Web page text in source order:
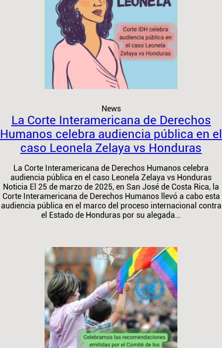
News
La Corte Interamericana de Derechos
Humanos celebra audiencia pública en el
caso Leonela Zelaya vs Honduras
La Corte Interamericana de Derechos Humanos celebra
audiencia pública en el caso Leonela Zelaya vs Honduras
Noticia El 25 de marzo de 2025, en San José de Costa Rica, la
Corte Interamericana de Derechos Humanos llevó a cabo esta
audiencia pública en el marco del proceso internacional contra
el Estado de Honduras por su alegada...